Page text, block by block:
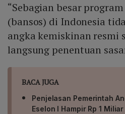
“Sebagian besar
(bansos) di Indonesia
angka kemiskinan resmi
langsung penentuan
BACA JUGA
Penjelasan Pemerintah
Eselon I Hampir Rp 1